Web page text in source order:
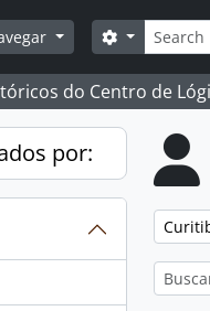
Buscar
Opções de
do Centro de
por: